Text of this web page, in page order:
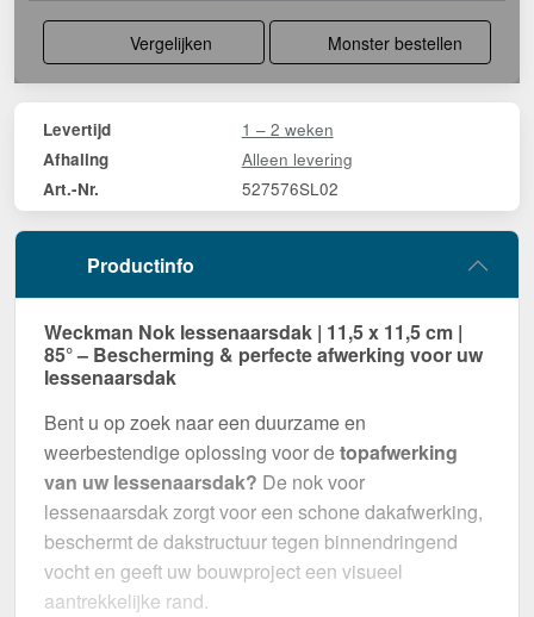
Vergelijken Monster bestellen
Levertijd 1 – 2 weken
Afhaling Alleen levering
Art.-Nr. 527576SL02
Productinfo
Weckman Nok lessenaarsdak | 11,5 x 11,5 cm |
85° – Bescherming & perfecte afwerking voor uw
lessenaarsdak
Bent u op zoek naar een duurzame en
weerbestendige oplossing voor detopafwerking
van uw lessenaarsdak? De nok voor
lessenaarsdak zorgt voor een schone dakafwerking,
beschermt de dakstructuur tegen binnendringend
vocht en geeft uw bouwproject een visueel
aantrekkelijke rand.